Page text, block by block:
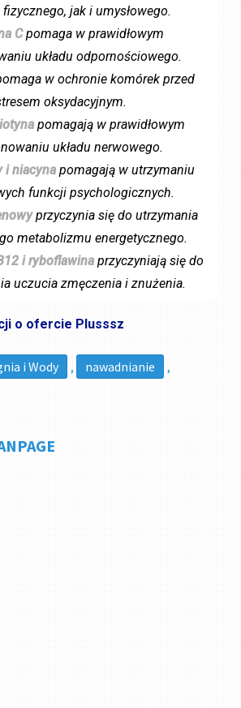
jak i umysłowego.
Cpomaga w prawidłowym
układu odpornościowego.
w ochronie komórek przed
oksydacyjnym.
pomagają w prawidłowym
układu nerwowego.
i niacyna pomagają w utrzymaniu
funkcji psychologicznych.
przyczynia się do utrzymania
metabolizmu energetycznego.
i ryboflawinaprzyczyniają się do
uczucia zmęczenia i znużenia.
o ofercie Plusssz
i Wody , nawadnianie
,